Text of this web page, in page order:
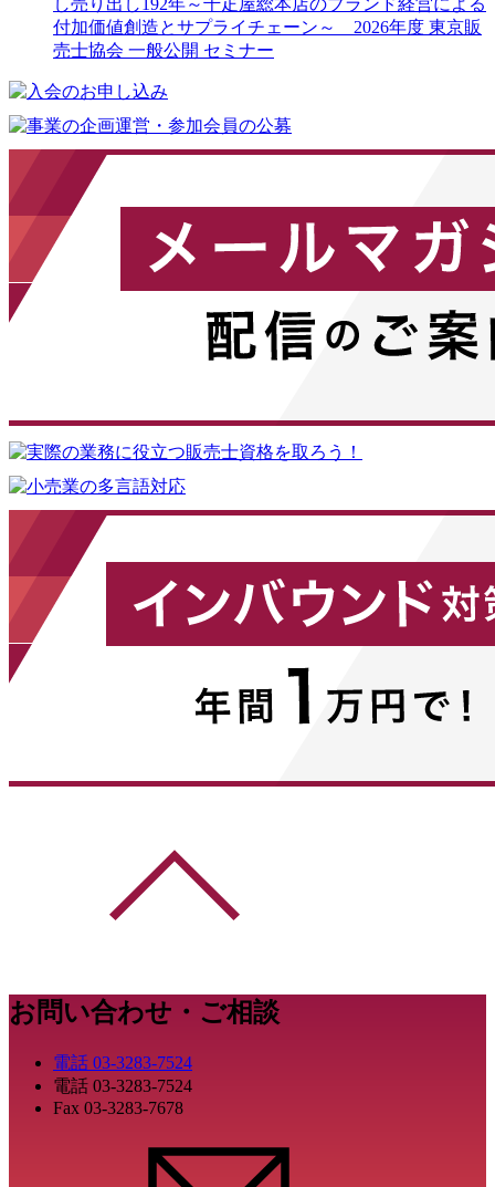
し売り出し192年～千疋屋総本店のブランド経営による
付加価値創造とサプライチェーン～ 2026年度 東京販
売士協会 一般公開 セミナー
お問い合わせ・ご相談
電話 03-3283-7524
電話 03-3283-7524
Fax 03-3283-7678